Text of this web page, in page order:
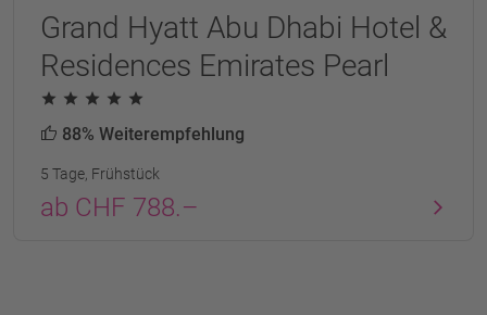
Grand Hyatt Abu Dhabi Hotel &
Residences Emirates Pearl
88% Weiterempfehlung
5 Tage, Frühstück
ab CHF 788.–